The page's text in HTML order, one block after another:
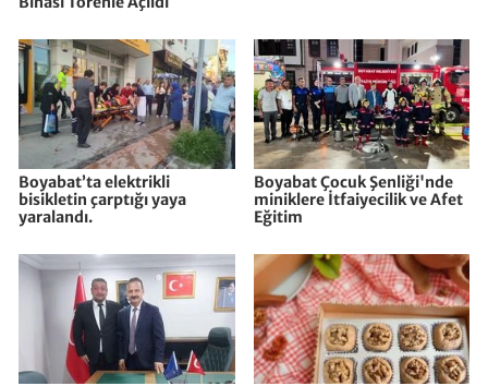
Boyabat’ta elektrikli
bisikletin çarptığı yaya
yaralandı.
Boyabat Çocuk Şenliği'nde
miniklere İtfaiyecilik ve Afet
Eğitim